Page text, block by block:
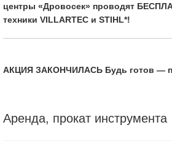
центры «Дровосек» проводят
техники VILLARTEC и STIHL*!
АКЦИЯ ЗАКОНЧИЛАСЬ Будь готов —
Аренда, прокат инструмента